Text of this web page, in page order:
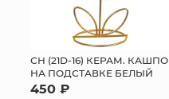
СН (21D-16) КЕРАМ. КАШПО
НА ПОДСТАВКЕ БЕЛЫЙ
450 ₽